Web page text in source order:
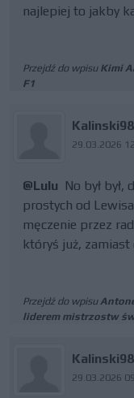
najlepiej to jakby
Przejdź do wpisu Kimi
F1
Kalinski98
29.03.2026
@Lulu No był był,
prostych od
męczenie przez
któryś już, zamiast
Przejdź do wpisu
liderem mistrzostw
Kalinski98
29.03.2026